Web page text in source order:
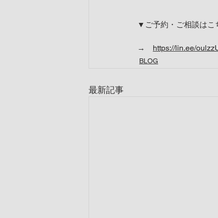
▼ご予約・ご相談はこ
→ https://lin.ee/
BLOG
最新記事